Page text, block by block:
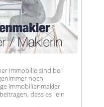
Immobilie sind bei
noch
Immobilienmakler
dass es "ein